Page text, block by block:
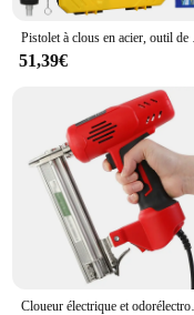
The cloueuse
is your go-to solution.
ensuring that you
Whether you're a
Pistolet à
51,39€
Cloueur électrique et